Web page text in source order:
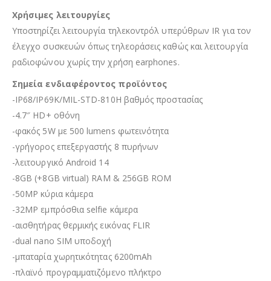
Χρήσιμες λειτουργίες
Υποστηρίζει λειτουργία τηλεκοντρόλ υπερύθρων IR για τον
έλεγχο συσκευών όπως τηλεοράσεις καθώς και λειτουργία
ραδιοφώνου χωρίς την χρήση earphones.
Σημεία ενδιαφέροντος προϊόντος
-IP68/IP69K/MIL-STD-810H βαθμός προστασίας
-4.7″ HD+ οθόνη
-φακός 5W με 500 lumens φωτεινότητα
-γρήγορος επεξεργαστής 8 πυρήνων
-λειτουργικό Android 14
-8GB (+8GB virtual) RAM & 256GB ROM
-50MP κύρια κάμερα
-32MP εμπρόσθια selfie κάμερα
-αισθητήρας θερμικής εικόνας FLIR
-dual nano SIM υποδοχή
-μπαταρία χωρητικότητας 6200mAh
-πλαϊνό προγραμματιζόμενο πλήκτρο